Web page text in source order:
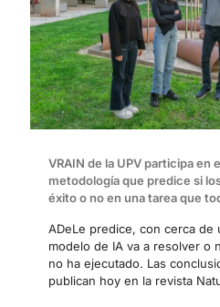
VRAIN de la UPV participa en
metodología que predice si
éxito o no en una tarea que
ADeLe predice, con cerca de
modelo de IA va a resolver o
no ha ejecutado. Las
publican hoy en la revista